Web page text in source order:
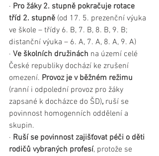
· Pro žáky 2. stupně pokračuje rotace
tříd 2. stupně (od 17. 5. prezenční výuka
ve škole – třídy 6. B, 7. B, 8. B, 9. B;
distanční výuka – 6. A, 7. A, 8. A, 9. A)
· Ve školních družinách na území celé
České republiky dochází ke zrušení
omezení. Provoz je v běžném režimu
(ranní i odpolední provoz pro žáky
zapsané k docházce do ŠD), ruší se
povinnost homogenních oddělení a
skupin.
· Ruší se povinnost zajišťovat péči o děti
rodičů vybraných profesí, protože se